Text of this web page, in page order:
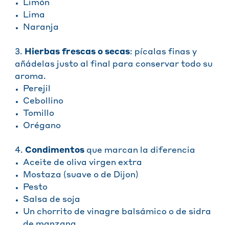
Limón
Lima
Naranja
3. Hierbas frescas o secas: pícalas finas y
añádelas justo al final para conservar todo su
aroma.
Perejil
Cebollino
Tomillo
Orégano
4. Condimentos que marcan la diferencia
Aceite de oliva virgen extra
Mostaza (suave o de Dijon)
Pesto
Salsa de soja
Un chorrito de vinagre balsámico o de sidra